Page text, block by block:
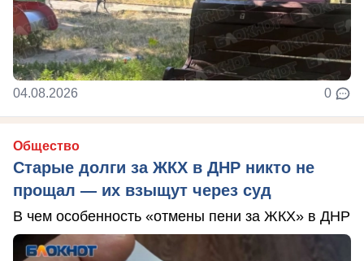
04.08.2026 0
Общество
Старые долги за ЖКХ в ДНР никто не
прощал — их взыщут через суд
В чем особенность «отмены пени за ЖКХ» в ДНР